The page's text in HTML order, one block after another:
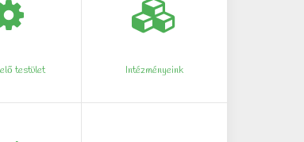
testület Intézményeink